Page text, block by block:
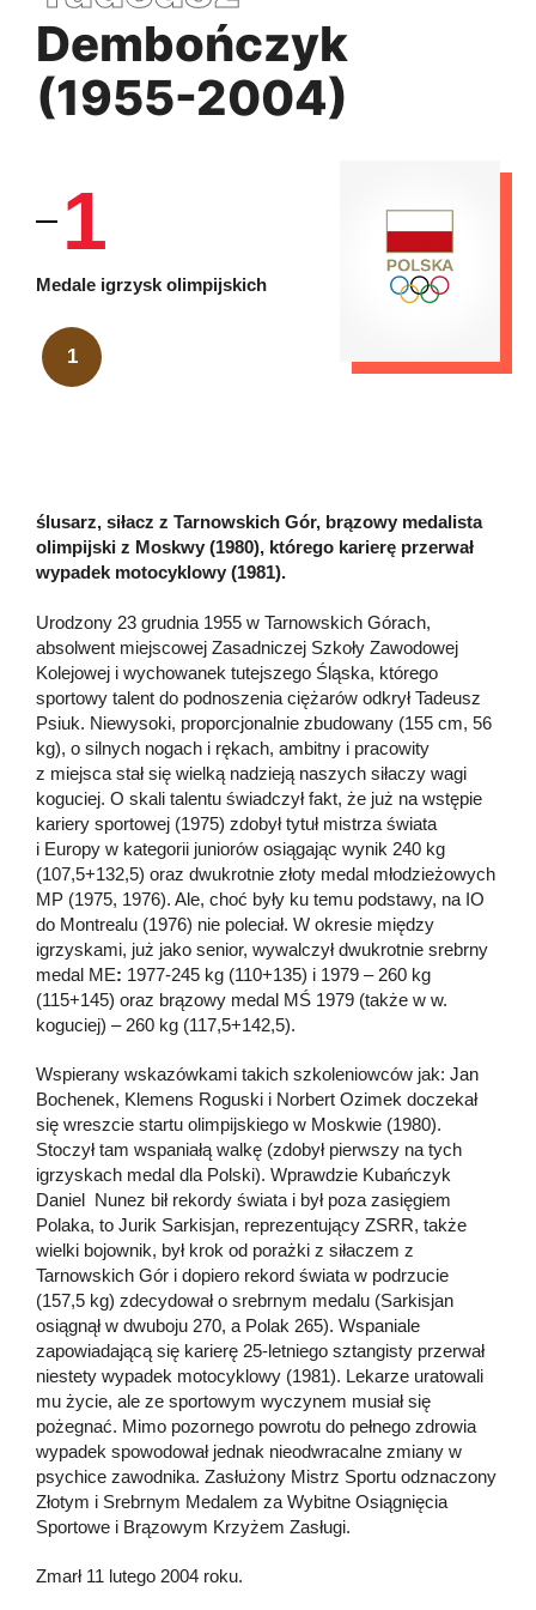
Dembończyk
(1955-2004)
1
Medale igrzysk olimpijskich
1
ślusarz, siłacz z Tarnowskich Gór, brązowy medalista
olimpijski z Moskwy (1980), którego karierę przerwał
wypadek motocyklowy (1981).
Urodzony 23 grudnia 1955 w Tarnowskich Górach,
absolwent miejscowej Zasadniczej Szkoły Zawodowej
Kolejowej i wychowanek tutejszego Śląska, którego
sportowy talent do podnoszenia ciężarów odkrył Tadeusz
Psiuk. Niewysoki, proporcjonalnie zbudowany (155 cm, 56
kg), o silnych nogach i rękach, ambitny i pracowity
z miejsca stał się wielką nadzieją naszych siłaczy wagi
koguciej. O skali talentu świadczył fakt, że już na wstępie
kariery sportowej (1975) zdobył tytuł mistrza świata
i Europy w kategorii juniorów osiągając wynik 240 kg
(107,5+132,5) oraz dwukrotnie złoty medal młodzieżowych
MP (1975, 1976). Ale, choć były ku temu podstawy, na IO
do Montrealu (1976) nie poleciał. W okresie między
igrzyskami, już jako senior, wywalczył dwukrotnie srebrny
medal ME: 1977-245 kg (110+135) i 1979 – 260 kg
(115+145) oraz brązowy medal MŚ 1979 (także w w.
koguciej) – 260 kg (117,5+142,5).
Wspierany wskazówkami takich szkoleniowców jak: Jan
Bochenek, Klemens Roguski i Norbert Ozimek doczekał
się wreszcie startu olimpijskiego w Moskwie (1980).
Stoczył tam wspaniałą walkę (zdobył pierwszy na tych
igrzyskach medal dla Polski). Wprawdzie Kubańczyk
Daniel Nunez bił rekordy świata i był poza zasięgiem
Polaka, to Jurik Sarkisjan, reprezentujący ZSRR, także
wielki bojownik, był krok od porażki z siłaczem z
Tarnowskich Gór i dopiero rekord świata w podrzucie
(157,5 kg) zdecydował o srebrnym medalu (Sarkisjan
osiągnął w dwuboju 270, a Polak 265). Wspaniale
zapowiadającą się karierę 25-letniego sztangisty przerwał
niestety wypadek motocyklowy (1981). Lekarze uratowali
mu życie, ale ze sportowym wyczynem musiał się
pożegnać. Mimo pozornego powrotu do pełnego zdrowia
wypadek spowodował jednak nieodwracalne zmiany w
psychice zawodnika. Zasłużony Mistrz Sportu odznaczony
Złotym i Srebrnym Medalem za Wybitne Osiągnięcia
Sportowe i Brązowym Krzyżem Zasługi.
Zmarł 11 lutego 2004 roku.